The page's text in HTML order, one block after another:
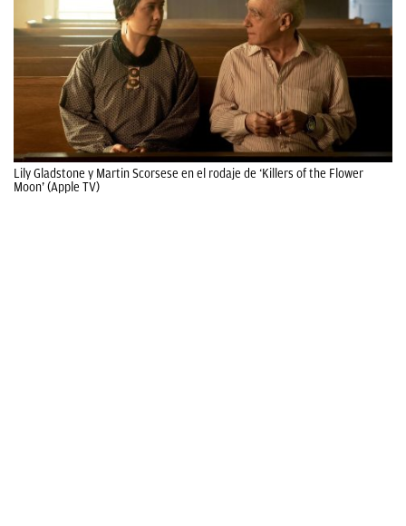
Lily Gladstone y Martin Scorsese en el rodaje de ‘Killers of the Flower
Moon’ (Apple TV)